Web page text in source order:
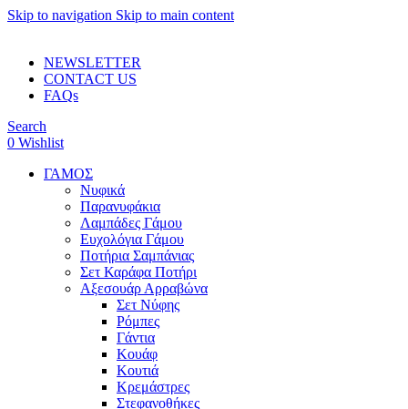
Skip to navigation Skip to main content
NEWSLETTER
CONTACT US
FAQs
Search
0 Wishlist
ΓΑΜΟΣ
Νυφικά
Παρανυφάκια
Λαμπάδες Γάμου
Ευχολόγια Γάμου
Ποτήρια Σαμπάνιας
Σετ Καράφα Ποτήρι
Αξεσουάρ Αρραβώνα
Σετ Νύφης
Ρόμπες
Γάντια
Κουάφ
Κουτιά
Κρεμάστρες
Στεφανοθήκες